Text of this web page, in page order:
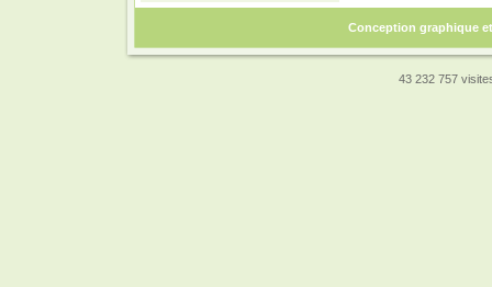
Conception graphique
43 232 757